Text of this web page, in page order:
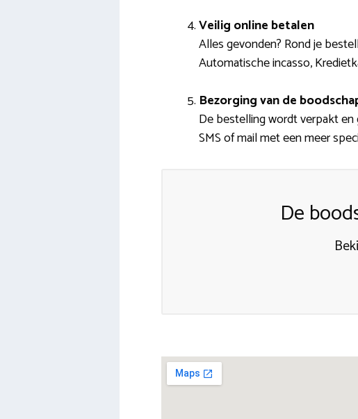
Veilig online betalen
Alles gevonden? Rond je
Automatische incasso,
Bezorging van de
De bestelling wordt verpakt
SMS of mail met een meer
De